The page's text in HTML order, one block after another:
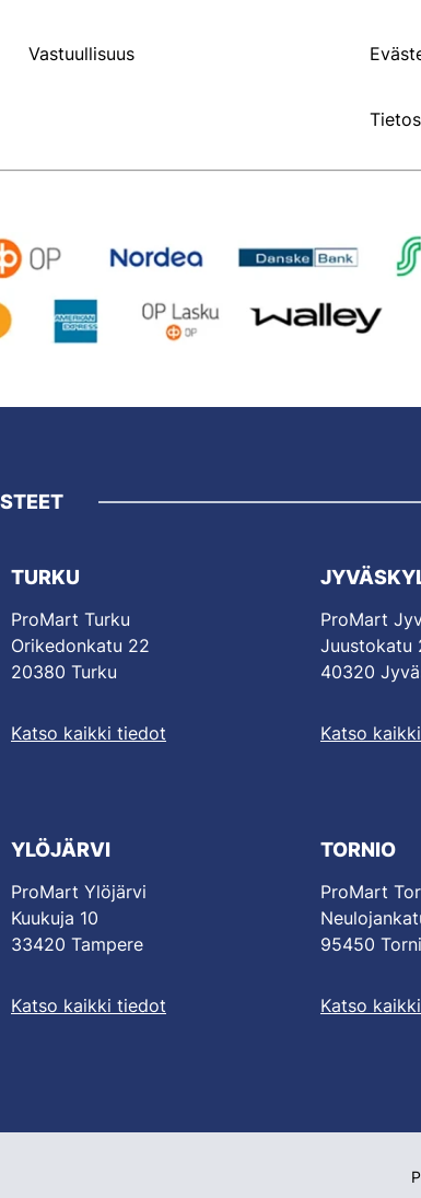
Vastuullisuus
TURKU
ProMart Turku
Orikedonkatu 22
20380 Turku
Katso kaikki tiedot
ProMart
Juustokatu
40320
Katso
YLÖJÄRVI
ProMart Ylöjärvi
Kuukuja 10
33420 Tampere
Katso kaikki tiedot
TORNIO
ProMart
95450
Katso